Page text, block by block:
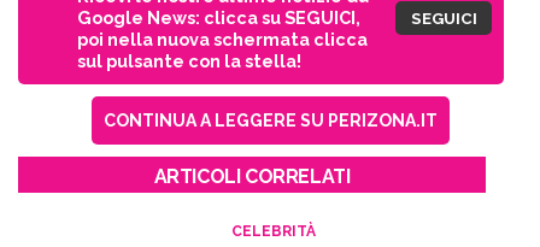
Google News: clicca su SEGUICI,
poi nella nuova schermata clicca
sul pulsante con la stella!
SEGUICI
CONTINUA A LEGGERE SU PERIZONA.IT
ARTICOLI CORRELATI
CELEBRITÀ